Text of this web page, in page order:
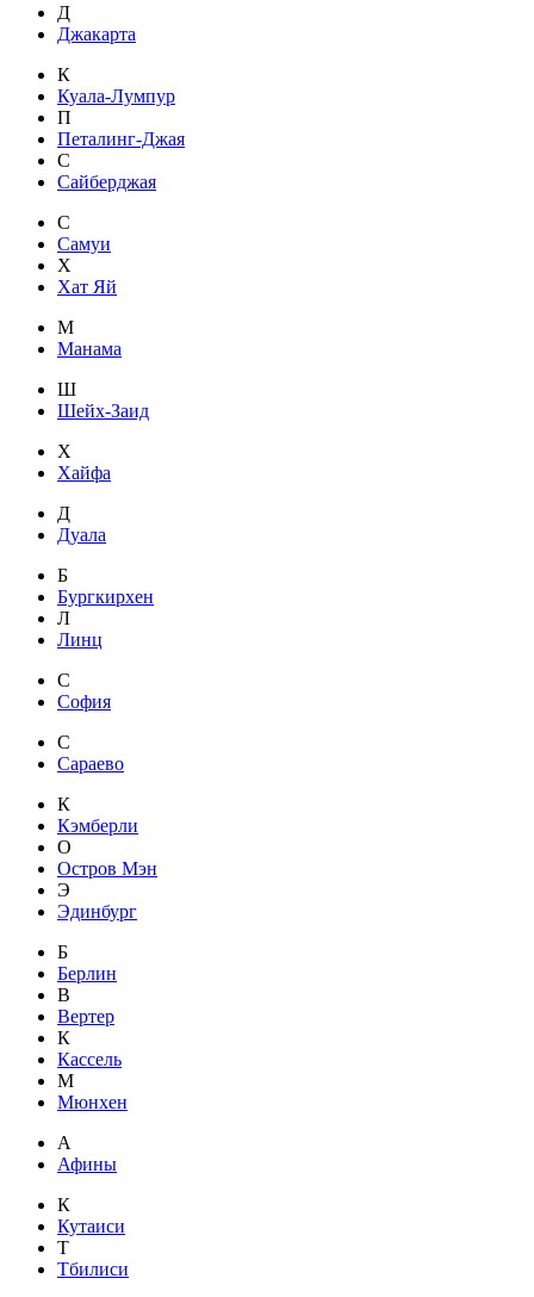
Д
Джакарта
К
Куала-Лумпур
П
Петалинг-Джая
С
Сайберджая
С
Самуи
Х
Хат Яй
М
Манама
Ш
Шейх-Заид
Х
Хайфа
Д
Дуала
Б
Бургкирхен
Л
Линц
С
София
С
Сараево
К
Кэмберли
О
Остров Мэн
Э
Эдинбург
Б
Берлин
В
Вертер
К
Кассель
М
Мюнхен
А
Афины
К
Кутаиси
Т
Тбилиси